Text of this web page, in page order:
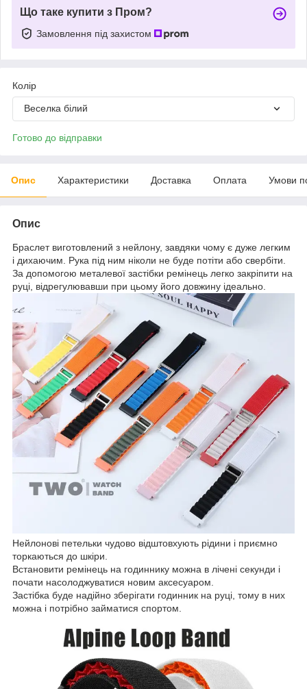
Що таке купити з Пром?
Замовлення під захистом
Колір
Веселка білий
Готово до відправки
Опис Характеристики Доставка Оплата Умови
Опис
Браслет виготовлений з нейлону, завдяки чому є дуже легким
і дихаючим. Рука під ним ніколи не буде потіти або свербіти.
За допомогою металевої застібки ремінець легко закріпити на
руці, відрегулювавши при цьому його довжину ідеально.
Нейлонові петельки чудово відштовхують рідини і приємно
торкаються до шкіри.
Встановити ремінець на годиннику можна в лічені секунди і
почати насолоджуватися новим аксесуаром.
Застібка буде надійно зберігати годинник на руці, тому в них
можна і потрібно займатися спортом.